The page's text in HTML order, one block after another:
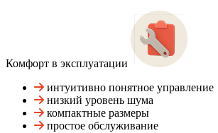
Комфорт в эксплуатации
интуитивно понятное управление
низкий уровень шума
компактные размеры
простое обслуживание